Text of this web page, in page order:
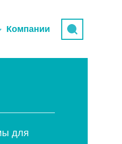
Компании
для